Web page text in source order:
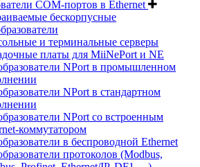
COM-портов в Ethernet
бескорпусные
и терминальные серверы
платы для MiiNePort и NE
NPort в промышленном
NPort в стандартном
NPort со встроенным
коммутатором
в беспроводной Ethernet
протоколов (Modbus,